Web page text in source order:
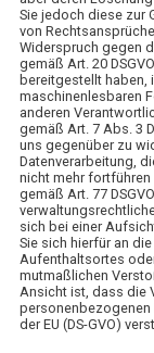
Sie jedoch diese zur
von
Widerspruch gegen
gemäß Art. 20
bereitgestellt haben,
maschinenlesbaren
anderen
gemäß Art. 7 Abs. 3
uns gegenüber zu
Datenverarbeitung,
nicht mehr fortführen
gemäß Art. 77
sich bei einer
Sie sich hierfür an
Aufenthaltsortes
mutmaßlichen
Ansicht ist, dass die
personenbezogenen
der EU (DS-GVO)